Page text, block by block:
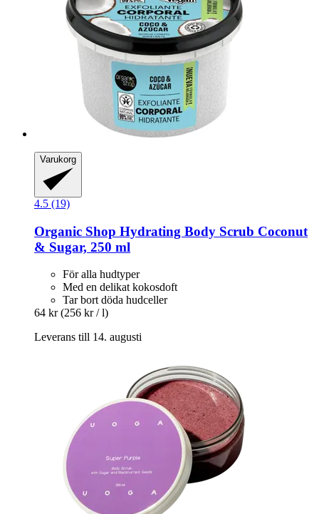
Varukorg
4.5 (19)
Organic Shop Hydrating Body Scrub Coconut
& Sugar, 250 ml
För alla hudtyper
Med en delikat kokosdoft
Tar bort döda hudceller
64 kr (256 kr / l)
Leverans till 14. augusti